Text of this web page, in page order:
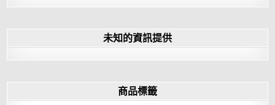
未知的資訊提供
商品標籤